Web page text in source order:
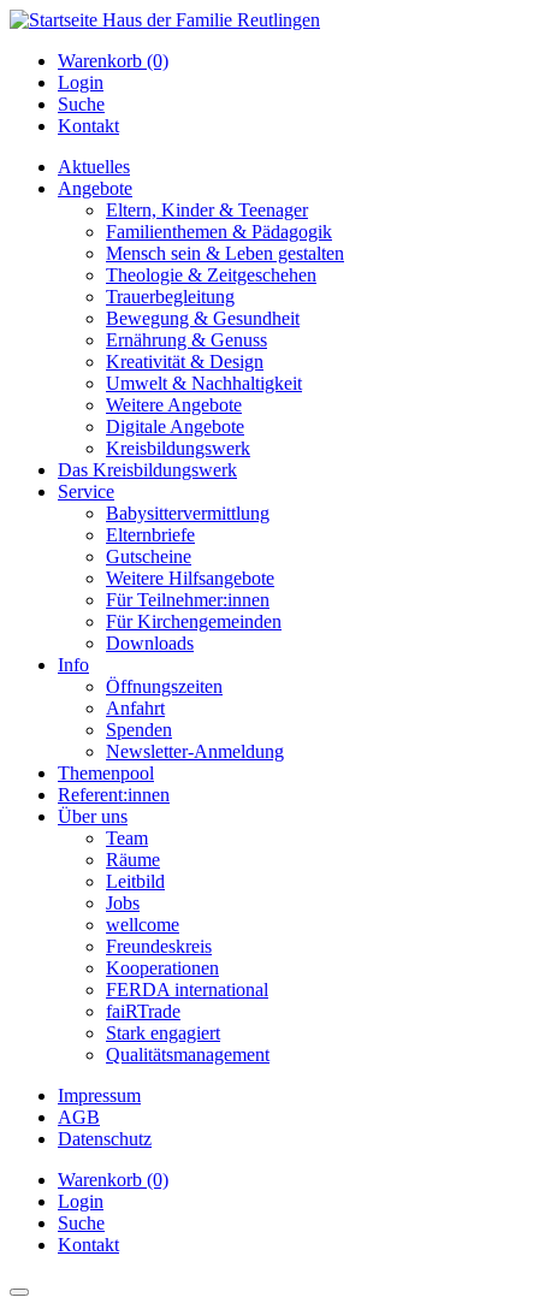
Warenkorb (0)
Login
Suche
Kontakt
Aktuelles
Angebote
Eltern, Kinder & Teenager
Familienthemen & Pädagogik
Mensch sein & Leben gestalten
Theologie & Zeitgeschehen
Trauerbegleitung
Bewegung & Gesundheit
Ernährung & Genuss
Kreativität & Design
Umwelt & Nachhaltigkeit
Weitere Angebote
Digitale Angebote
Kreisbildungswerk
Das Kreisbildungswerk
Service
Babysittervermittlung
Elternbriefe
Gutscheine
Weitere Hilfsangebote
Für Teilnehmer:innen
Für Kirchengemeinden
Downloads
Info
Öffnungszeiten
Anfahrt
Spenden
Newsletter-Anmeldung
Themenpool
Referent:innen
Über uns
Team
Räume
Leitbild
Jobs
wellcome
Freundeskreis
Kooperationen
FERDA international
faiRTrade
Stark engagiert
Qualitätsmanagement
Impressum
AGB
Datenschutz
Warenkorb (0)
Login
Suche
Kontakt